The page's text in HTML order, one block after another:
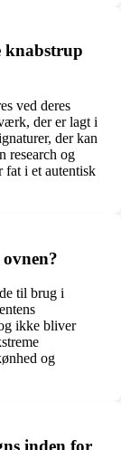
knabstrup
ved deres
der er lagt i
der kan
research og
fat i et autentisk
til brug i
ikke bliver
og
inden for